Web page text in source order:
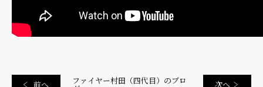
前へ ファイヤー村田（四代目）のブロ 次へ